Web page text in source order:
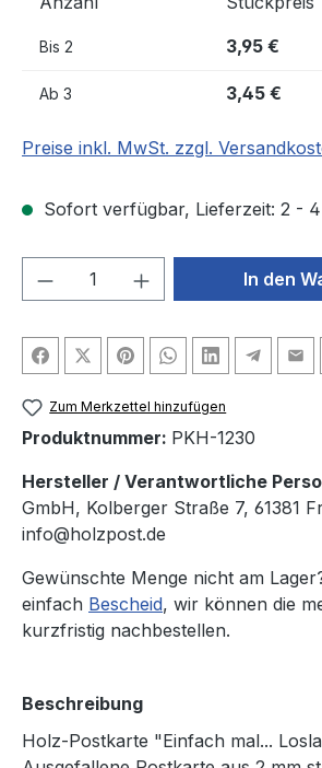
Bis 2 3,95 €
Ab 3 3,45 €
Preise inkl. MwSt. zzgl.
Sofort verfügbar, Lieferzeit: 2 - 4
Produkt Anzahl: GibIn den
Zum Merkzettel hinzufügen
Produktnummer: PKH-1230
Hersteller / Verantwortliche
GmbH, Kolberger Straße 7, 61381
info@holzpost.de
Gewünschte Menge nicht am
einfach Bescheid, wir können die
kurzfristig nachbestellen.
Beschreibung
Holz-Postkarte "Einfach mal...